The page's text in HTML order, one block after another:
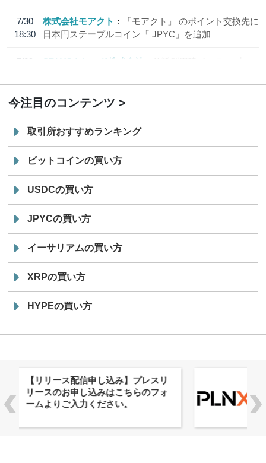
7/30
18:30
株式会社モアクト
「モアクト」 のポイント交換先に
日本円ステーブルコイン「 JPYC」を追加
7/29
SBI VCトレード株式会社
信託型円建てステーブル
今注目のコンテンツ
取引所おすすめランキング
ビットコインの買い方
USDCの買い方
JPYCの買い方
イーサリアムの買い方
XRPの買い方
HYPEの買い方
株式会社PlnX、アジア最大級のグロ
ーバルWeb3カンファレンス
「WebX2026」とのコラボレーショ